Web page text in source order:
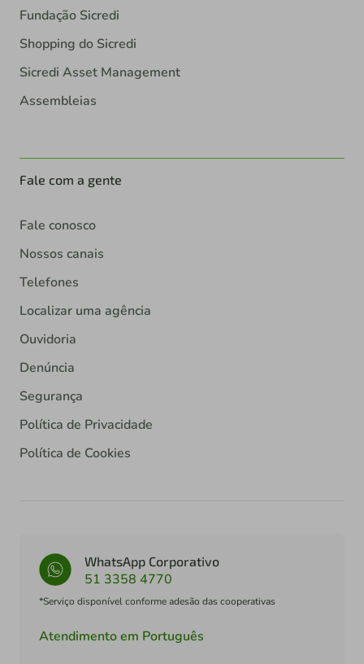
Fundação Sicredi
Shopping do Sicredi
Sicredi Asset Management
Assembleias
Fale com a gente
Fale conosco
Nossos canais
Telefones
Localizar uma agência
Ouvidoria
Denúncia
Segurança
Política de Privacidade
Política de Cookies
WhatsApp Corporativo
51 3358 4770
*Serviço disponível conforme adesão das cooperativas
Atendimento em Português